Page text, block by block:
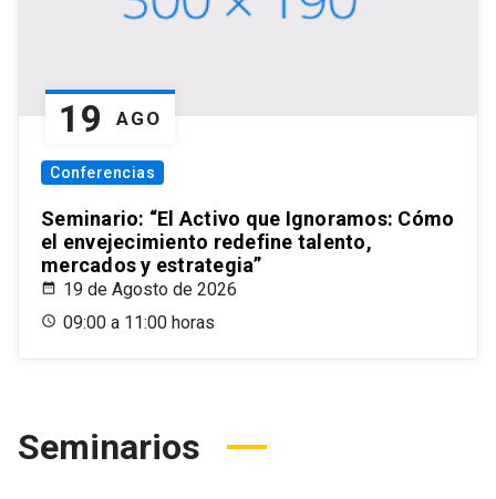
19 AGO
Conferencias
Seminario: “El Activo que Ignoramos: Cómo
el envejecimiento redefine talento,
mercados y estrategia”
19 de Agosto de 2026
09:00 a 11:00 horas
Seminarios